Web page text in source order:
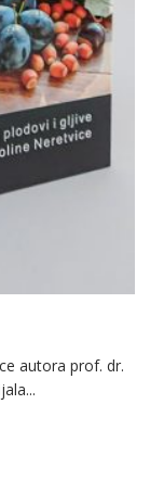
autora prof. dr.